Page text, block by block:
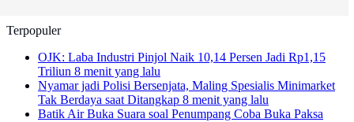
Terpopuler
OJK: Laba Industri Pinjol Naik 10,14 Persen Jadi Rp1,15
Triliun 8 menit yang lalu
Nyamar jadi Polisi Bersenjata, Maling Spesialis Minimarket
Tak Berdaya saat Ditangkap 8 menit yang lalu
Batik Air Buka Suara soal Penumpang Coba Buka Paksa